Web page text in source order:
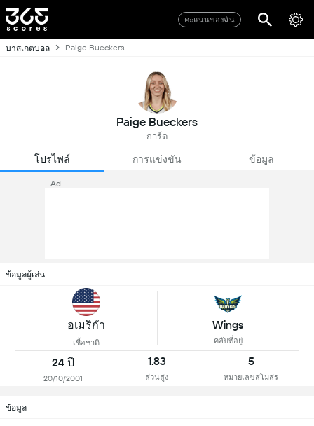
คะแนนของฉัน
บาสเกตบอล Paige Bueckers
Paige Bueckers
การ์ด
โปรไฟล์ การแข่งขัน ข้อมูล
Ad
ข้อมูลผู้เล่น
อเมริกัา
เชื้อชาติ
Wings
คลับที่อยู่
24 ปี
20/10/2001
1.83
ส่วนสูง
5
หมายเลขสโมสร
ข้อมูล